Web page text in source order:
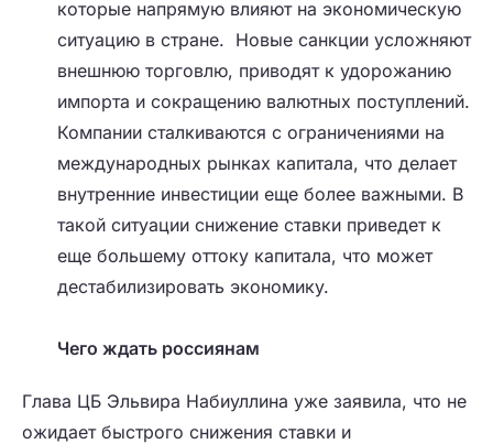
которые напрямую влияют на экономическую
ситуацию в стране. Новые санкции усложняют
внешнюю торговлю, приводят к удорожанию
импорта и сокращению валютных поступлений.
Компании сталкиваются с ограничениями на
международных рынках капитала, что делает
внутренние инвестиции еще более важными. В
такой ситуации снижение ставки приведет к
еще большему оттоку капитала, что может
дестабилизировать экономику.
Чего ждать россиянам
Глава ЦБ Эльвира Набиуллина уже заявила, что не
ожидает быстрого снижения ставки и